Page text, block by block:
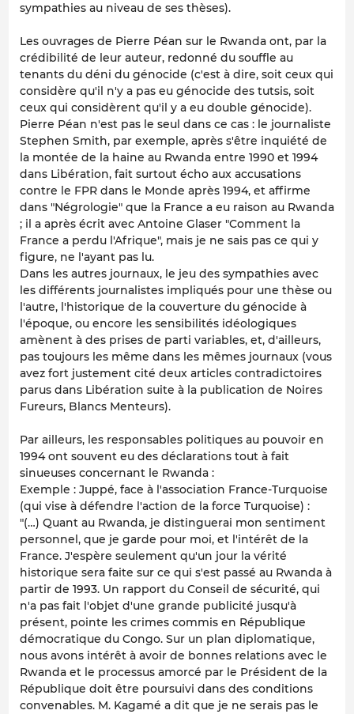
sympathies au niveau de ses thèses).
Les ouvrages de Pierre Péan sur le Rwanda ont, par la
crédibilité de leur auteur, redonné du souffle au
tenants du déni du génocide (c'est à dire, soit ceux qui
considère qu'il n'y a pas eu génocide des tutsis, soit
ceux qui considèrent qu'il y a eu double génocide).
Pierre Péan n'est pas le seul dans ce cas : le journaliste
Stephen Smith, par exemple, après s'être inquiété de
la montée de la haine au Rwanda entre 1990 et 1994
dans Libération, fait surtout écho aux accusations
contre le FPR dans le Monde après 1994, et affirme
dans "Négrologie" que la France a eu raison au Rwanda
; il a après écrit avec Antoine Glaser "Comment la
France a perdu l'Afrique", mais je ne sais pas ce qui y
figure, ne l'ayant pas lu.
Dans les autres journaux, le jeu des sympathies avec
les différents journalistes impliqués pour une thèse ou
l'autre, l'historique de la couverture du génocide à
l'époque, ou encore les sensibilités idéologiques
amènent à des prises de parti variables, et, d'ailleurs,
pas toujours les même dans les mêmes journaux (vous
avez fort justement cité deux articles contradictoires
parus dans Libération suite à la publication de Noires
Fureurs, Blancs Menteurs).
Par ailleurs, les responsables politiques au pouvoir en
1994 ont souvent eu des déclarations tout à fait
sinueuses concernant le Rwanda :
Exemple : Juppé, face à l'association France-Turquoise
(qui vise à défendre l'action de la force Turquoise) :
"(…) Quant au Rwanda, je distinguerai mon sentiment
personnel, que je garde pour moi, et l'intérêt de la
France. J'espère seulement qu'un jour la vérité
historique sera faite sur ce qui s'est passé au Rwanda à
partir de 1993. Un rapport du Conseil de sécurité, qui
n'a pas fait l'objet d'une grande publicité jusqu'à
présent, pointe les crimes commis en République
démocratique du Congo. Sur un plan diplomatique,
nous avons intérêt à avoir de bonnes relations avec le
Rwanda et le processus amorcé par le Président de la
République doit être poursuivi dans des conditions
convenables. M. Kagamé a dit que je ne serais pas le